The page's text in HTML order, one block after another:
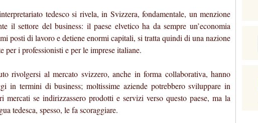
tedesco si rivela, in Svizzera, fondamentale, un menzione
il settore del business: il paese elvetico ha da sempre un’economia
posti di lavoro e detiene enormi capitali, si tratta quindi di una nazione
per i professionisti e per le imprese italiane.
rivolgersi al mercato svizzero, anche in forma collaborativa, hanno
in termini di business; moltissime aziende potrebbero sviluppare in
mercati se indirizzassero prodotti e servizi verso questo paese, ma la
tedesca, spesso, le fa scoraggiare.